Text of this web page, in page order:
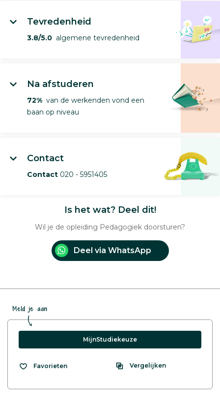
Tevredenheid
3.8/5.0 algemene tevredenheid
Na afstuderen
72% van de werkenden vond een
baan op niveau
Contact
Contact 020 - 5951405
Is het wat? Deel dit!
Wil je de opleiding Pedagogiek doorsturen?
Deel via WhatsApp
Meld je aan
MijnStudiekeuze
Favorieten Vergelijken